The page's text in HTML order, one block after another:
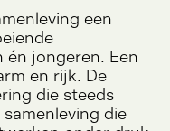
een
jongeren. Een
en rijk. De
die steeds
die